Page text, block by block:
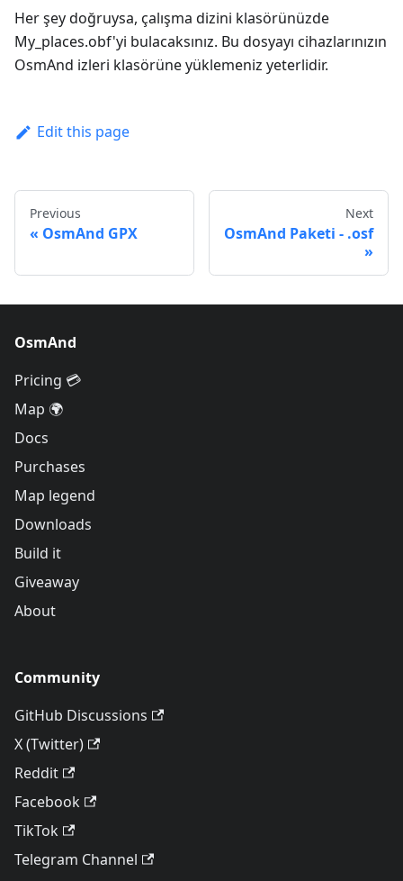
Her şey doğruysa, çalışma dizini klasörünüzde
My_places.obf'yi bulacaksınız. Bu dosyayı cihazlarınızın
OsmAnd izleri klasörüne yüklemeniz yeterlidir.
Edit this page
Previous
OsmAnd GPX
Next
OsmAnd Paketi - .osf
OsmAnd
Pricing 💳
Map 🌍
Docs
Purchases
Map legend
Downloads
Build it
Giveaway
About
Community
GitHub Discussions
X (Twitter)
Reddit
Facebook
TikTok
Telegram Channel